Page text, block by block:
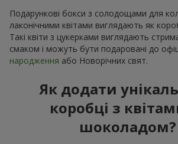
Подарункові бокси з солодощами для
лаконічними квітами виглядають як
Такі квіти з цукерками виглядають
смаком і можуть бути подаровані до
народження або Новорічних свят.
Як додати
коробці з
шоколадом?